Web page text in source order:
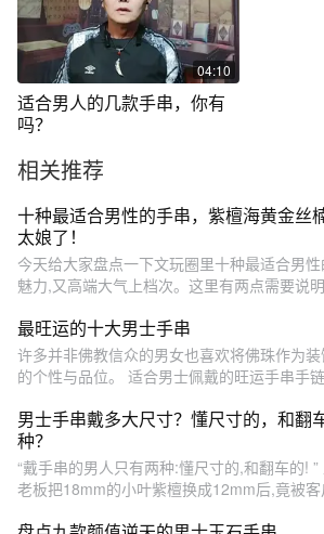
04:10
适合男人的几款手串，你有
吗？
相关推荐
十种最适合男性的手串，紫檀海黄金丝
太娘了！
今天给大家盘点一下文玩圈里十种最适合男
魅力,又高端大气上档次。这里有两点需要说
最旺运的十大男士手串
许多并非佛教信众的男女也喜欢将佛珠作为
的个性与品位。 适合男士佩戴的旺运手串手
男士手串戴多大尺寸？懂尺寸的，和翻
种？
“戴手串的男人只有两种:懂尺寸的,和翻车的!
老板把18mm的小叶紫檀换成12mm后,竟被